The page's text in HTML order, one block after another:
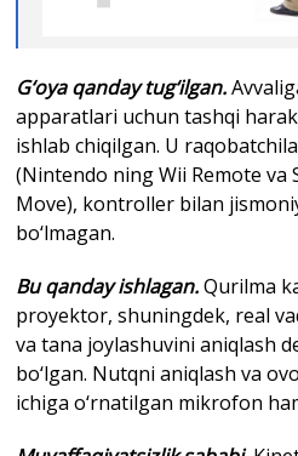
G‘oya qanday tug‘ilgan.
apparatlari uchun tashqi
ishlab chiqilgan. U
(Nintendo ning Wii Remote va
Move), kontroller bilan
bo‘lmagan.
Bu qanday ishlagan. Qurilma
proyektor, shuningdek, real
va tana joylashuvini aniqlash
bo‘lgan. Nutqni aniqlash va
ichiga o‘rnatilgan mikrofon